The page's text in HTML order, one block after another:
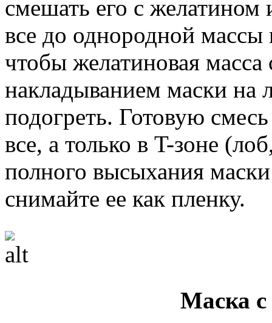
смешать его с
все до однородной массы
чтобы желатиновая масса
накладыванием маски на
подогреть. Готовую
все, а только в T-зоне
полного высыхания
снимайте ее как пленку.
Маска с